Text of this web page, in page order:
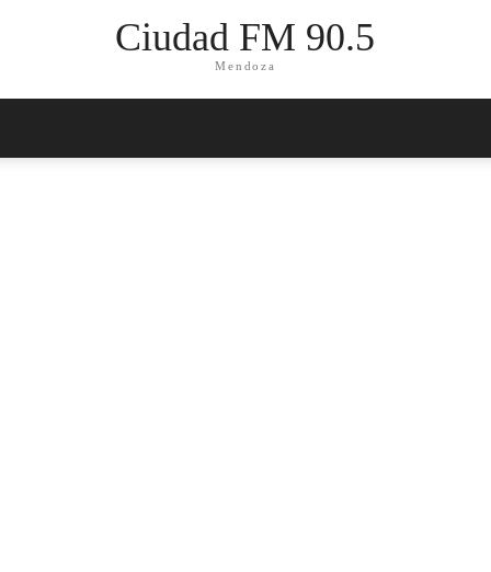
Ciudad FM 90.5
Mendoza